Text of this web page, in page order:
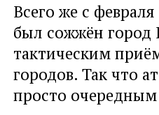
Всего же с
был сожжён город
тактическим
городов. Так что
просто